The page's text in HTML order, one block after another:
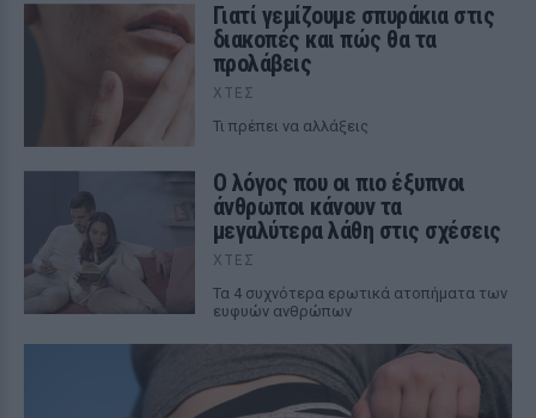
Γιατί γεμίζουμε σπυράκια στις
διακοπές και πώς θα τα
προλάβεις
ΧΤΕΣ
Τι πρέπει να αλλάξεις
Ο λόγος που οι πιο έξυπνοι
άνθρωποι κάνουν τα
μεγαλύτερα λάθη στις σχέσεις
ΧΤΕΣ
Τα 4 συχνότερα ερωτικά ατοπήματα των
ευφυών ανθρώπων